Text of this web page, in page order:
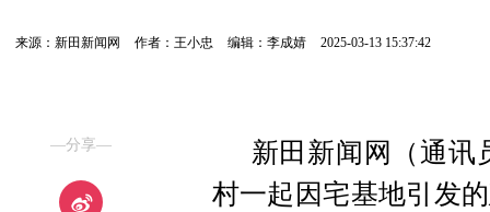
来源：新田新闻网 作者：王小忠 编辑：李成婧 2025-03-13 15:37:42
—分享—
新田新闻网（通讯
村一起因宅基地引发